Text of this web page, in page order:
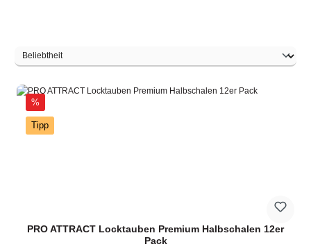
%Rabatt
Tipp
PRO ATTRACT Locktauben Premium Halbschalen 12er
Pack